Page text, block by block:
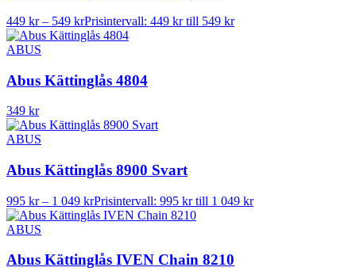
449 kr – 549 krPrisintervall: 449 kr till 549 kr
ABUS
Abus Kättinglås 4804
349 kr
ABUS
Abus Kättinglås 8900 Svart
995 kr – 1 049 krPrisintervall: 995 kr till 1 049 kr
ABUS
Abus Kättinglås IVEN Chain 8210